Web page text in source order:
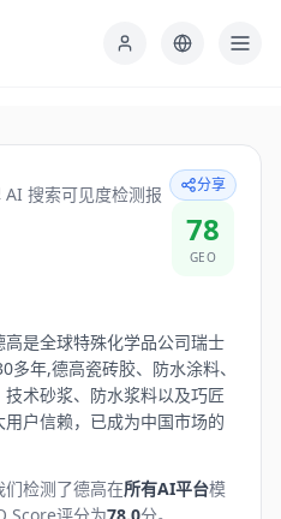
AI 搜索可见度检测报
分享
78
GEO
是全球特殊化学品公司瑞士
年,德高瓷砖胶、防水涂料、
术砂浆、防水浆料以及巧匠
户信赖，已成为中国市场的
检测了德高在所有AI平台模